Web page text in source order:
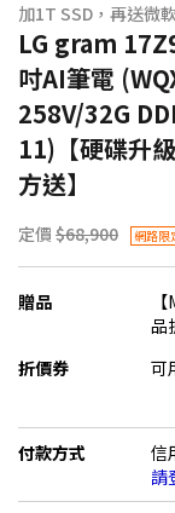
加1T SSD，再送微
LG gram
吋AI筆電
258V/32G
11)【硬碟升
方送】
定價 $68,900 網路限
贈品
品
折價券
可
付款方式
信
請